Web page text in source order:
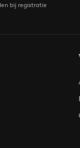
bij registratie